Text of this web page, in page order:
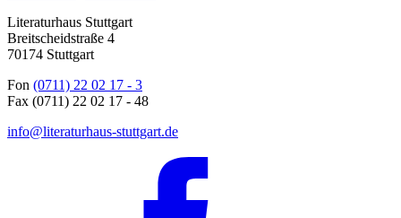
Literaturhaus Stuttgart
Breitscheidstraße 4
70174 Stuttgart
Fon (0711) 22 02 17 - 3
Fax (0711) 22 02 17 - 48
info@literaturhaus-stuttgart.de